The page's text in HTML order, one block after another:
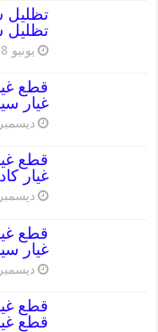
تظليل
يونيو 28, 2024
غيار
ديسمبر 1, 2023
غيار
ديسمبر 1, 2023
غيار
ديسمبر 1, 2023
قطع